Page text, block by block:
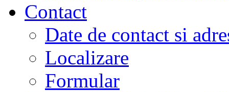
Contact
Date de contact si
Localizare
Formular